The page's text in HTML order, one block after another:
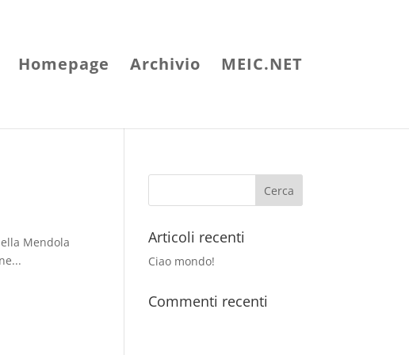
Homepage Archivio MEIC.NET
Mendola
Articoli recenti
Ciao mondo!
Commenti recenti